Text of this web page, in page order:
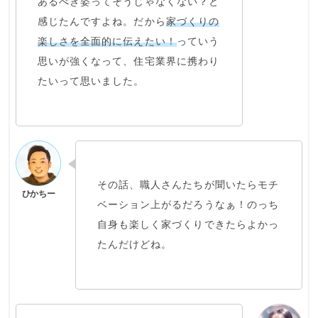
感じたんですよね。だから 家づくりの
楽しさを全面的に伝えたい！っていう
思いが強くなって、住宅業界に携わり
たいって思いました。
その話、職人さんたちが聞いたらモチ
ベーション上がるだろうなぁ！のっち
自身も楽しく家づくりできたらよかっ
たんだけどね。